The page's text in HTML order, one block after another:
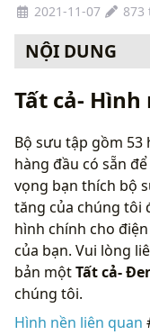
2021-11-07
873
NỘI DUNG
Tất cả- Hình
Bộ sưu tập gồm 53
hàng đầu có sẵn
vọng bạn thích bộ
tăng của chúng tôi
hình chính cho
của bạn. Vui lòng
bản mộtTất cả-
chúng tôi.
Hình nền liên quan